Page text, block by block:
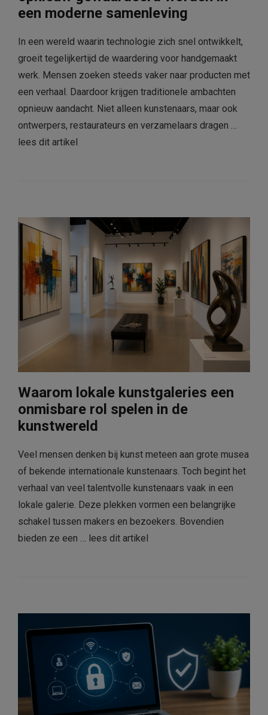
een moderne samenleving
In een wereld waarin technologie zich snel ontwikkelt,
groeit tegelijkertijd de waardering voor handgemaakt
werk. Mensen zoeken steeds vaker naar producten met
een verhaal. Daardoor krijgen traditionele ambachten
opnieuw aandacht. Niet alleen kunstenaars, maar ook
ontwerpers, restaurateurs en verzamelaars dragen …
lees dit artikel
Waarom lokale kunstgaleries een
onmisbare rol spelen in de
kunstwereld
Veel mensen denken bij kunst meteen aan grote musea
of bekende internationale kunstenaars. Toch begint het
verhaal van veel talentvolle kunstenaars vaak in een
lokale galerie. Deze plekken vormen een belangrijke
schakel tussen makers en bezoekers. Bovendien
bieden ze een … lees dit artikel